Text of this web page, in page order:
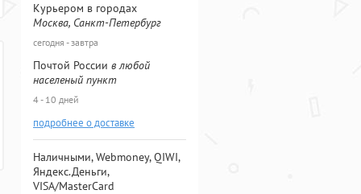
Курьером в городах
Москва, Санкт-Петербург
сегодня - завтра
Почтой России в любой
населеный пункт
4 - 10 дней
подробнее о доставке
Наличными, Webmoney, QIWI,
Яндекс.Деньги,
VISA/MasterCard